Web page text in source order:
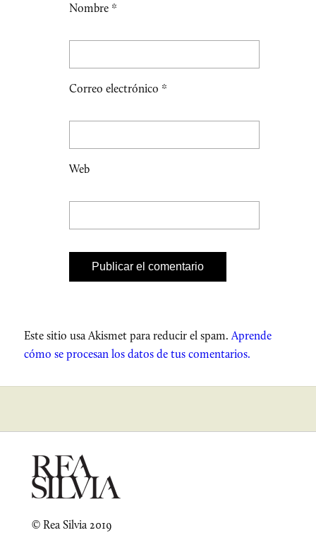
Nombre *
Correo electrónico *
Web
Este sitio usa Akismet para reducir el spam. Aprende
cómo se procesan los datos de tus comentarios.
© Rea Silvia 2019